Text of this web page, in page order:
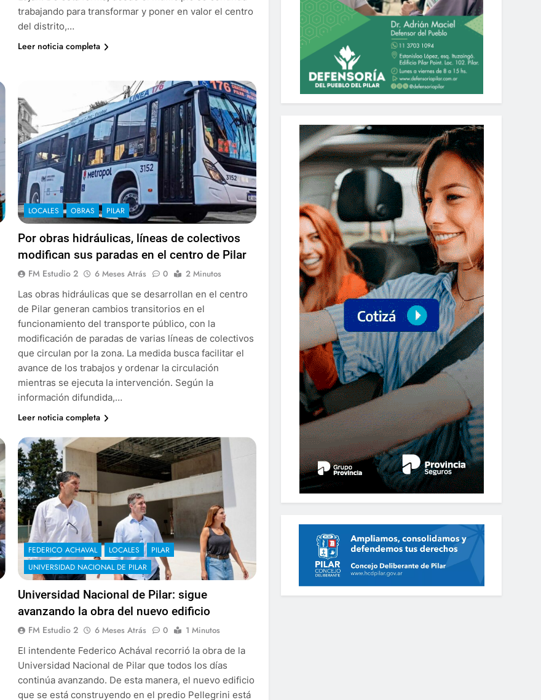
trabajando para transformar y poner en valor el centro
del distrito,…
Leer noticia completa
LOCALES OBRAS PILAR
Por obras hidráulicas, líneas de colectivos
modifican sus paradas en el centro de Pilar
FM Estudio 2 6 Meses Atrás 0
2 Minutos
Las obras hidráulicas que se desarrollan en el centro
de Pilar generan cambios transitorios en el
funcionamiento del transporte público, con la
modificación de paradas de varias líneas de colectivos
que circulan por la zona. La medida busca facilitar el
avance de los trabajos y ordenar la circulación
mientras se ejecuta la intervención. Según la
información difundida,…
Leer noticia completa
FEDERICO ACHAVAL LOCALES
PILAR
UNIVERSIDAD NACIONAL DE PILAR
Universidad Nacional de Pilar: sigue
avanzando la obra del nuevo edificio
FM Estudio 2 6 Meses Atrás 0
1 Minutos
El intendente Federico Achával recorrió la obra de la
Universidad Nacional de Pilar que todos los días
continúa avanzando. De esta manera, el nuevo edificio
que se está construyendo en el predio Pellegrini está